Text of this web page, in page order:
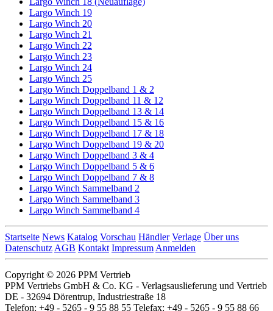
Largo Winch 19
Largo Winch 20
Largo Winch 21
Largo Winch 22
Largo Winch 23
Largo Winch 24
Largo Winch 25
Largo Winch Doppelband 1 & 2
Largo Winch Doppelband 11 & 12
Largo Winch Doppelband 13 & 14
Largo Winch Doppelband 15 & 16
Largo Winch Doppelband 17 & 18
Largo Winch Doppelband 19 & 20
Largo Winch Doppelband 3 & 4
Largo Winch Doppelband 5 & 6
Largo Winch Doppelband 7 & 8
Largo Winch Sammelband 2
Largo Winch Sammelband 3
Largo Winch Sammelband 4
Startseite News Katalog Vorschau Händler Verlage Über uns
Datenschutz AGB Kontakt Impressum Anmelden
Copyright © 2026 PPM Vertrieb
PPM Vertriebs GmbH & Co. KG - Verlagsauslieferung und Vertrieb
DE - 32694 Dörentrup, Industriestraße 18
Telefon: +49 - 5265 - 9 55 88 55 Telefax: +49 - 5265 - 9 55 88 66